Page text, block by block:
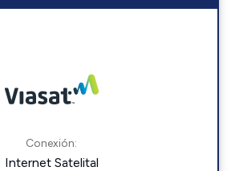
Conexión:
Internet Satelital